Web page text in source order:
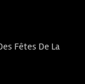
Fêtes De La